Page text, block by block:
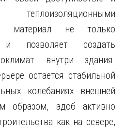
теплоизоляционными
материал не только
позволяет создать
внутри здания.
остается стабильной
колебаниях внешней
образом, адоб активно
как на севере,